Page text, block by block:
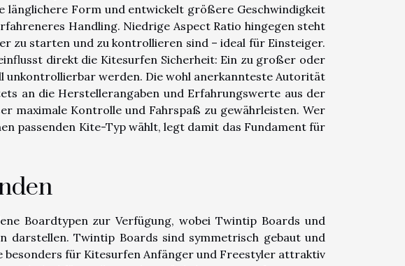
länglichere Form und entwickelt größere Geschwindigkeit
Handling. Niedrige Aspect Ratio hingegen steht
zu starten und zu kontrollieren sind – ideal für Einsteiger.
direkt die Kitesurfen Sicherheit: Ein zu großer oder
unkontrollierbar werden. Die wohl anerkannteste Autorität
an die Herstellerangaben und Erfahrungswerte aus der
maximale Kontrolle und Fahrspaß zu gewährleisten. Wer
passenden Kite-Typ wählt, legt damit das Fundament für
Boardtypen zur Verfügung, wobei Twintip Boards und
darstellen. Twintip Boards sind symmetrisch gebaut und
besonders für Kitesurfen Anfänger und Freestyler attraktiv